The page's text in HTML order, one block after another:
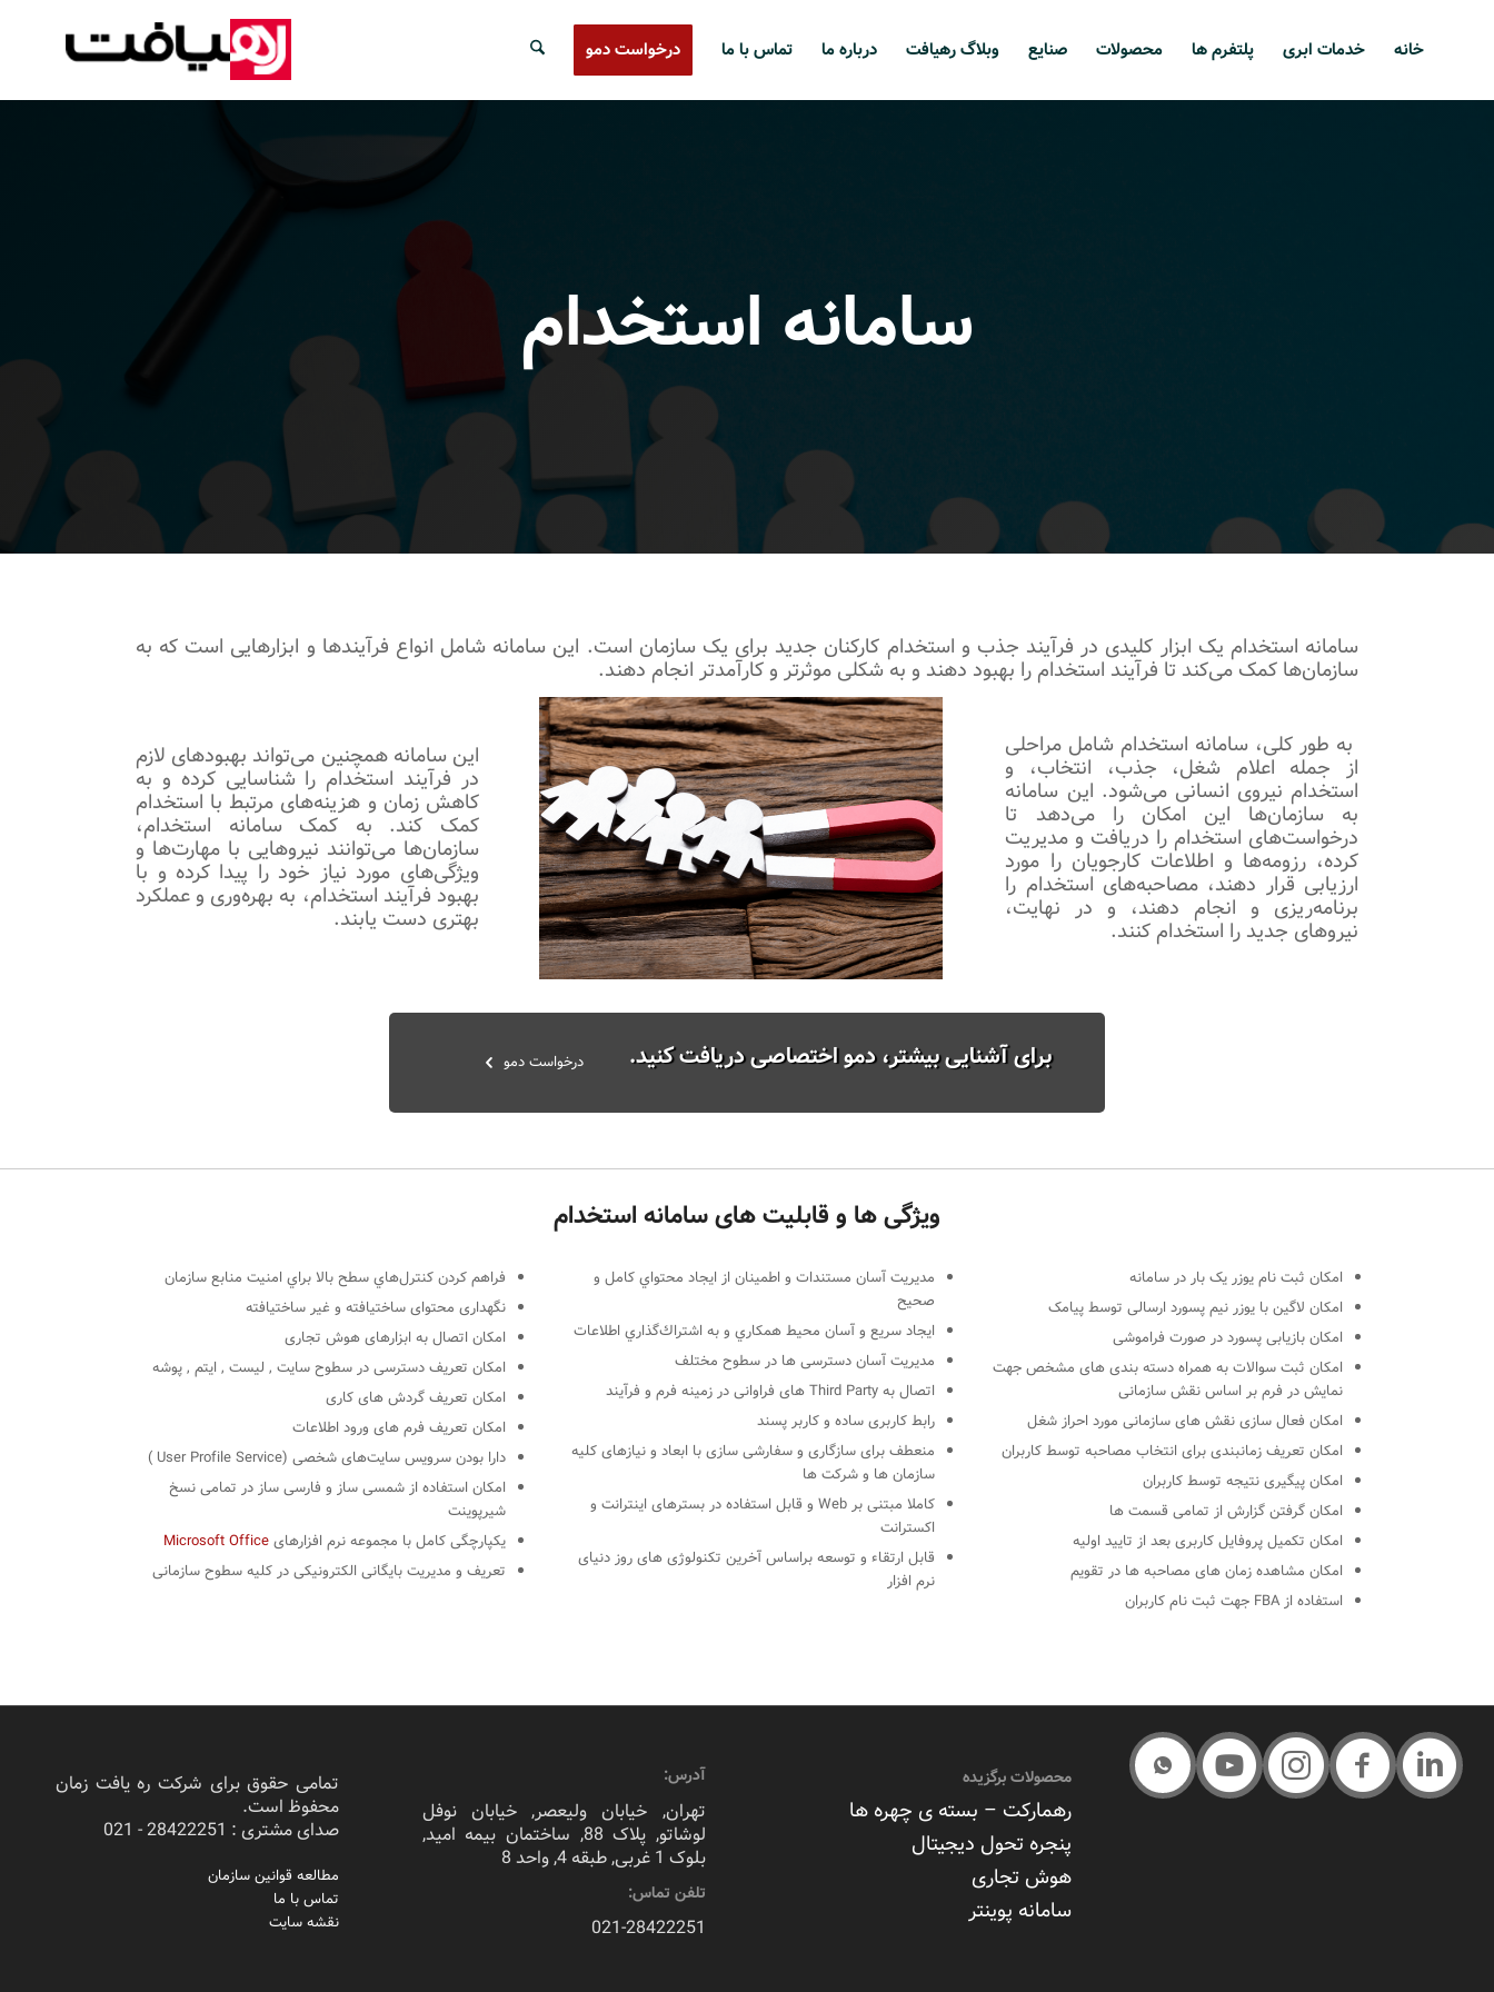
خانه خدمات ابری پلتفرم ها محصولات صنایع وبلاگ رهیافت درباره ما تماس با ما درخواست دمو
سامانه استخدام
سامانه استخدام یک ابزار کلیدی در فرآیند جذب و استخدام کارکنان جدید برای یک سازمان است. این سامانه شامل انواع فرآیندها و ابزارهایی است که به
سازمان‌ها کمک می‌کند تا فرآیند استخدام را بهبود دهند و به شکلی موثرتر و کارآمدتر انجام دهند.
به طور کلی، سامانه استخدام شامل مراحلی
از جمله اعلام شغل، جذب، انتخاب، و
استخدام نیروی انسانی می‌شود. این سامانه
به سازمان‌ها این امکان را می‌دهد تا
درخواست‌های استخدام را دریافت و مدیریت
کرده، رزومه‌ها و اطلاعات کارجویان را مورد
ارزیابی قرار دهند، مصاحبه‌های استخدام را
برنامه‌ریزی و انجام دهند، و در نهایت،
نیروهای جدید را استخدام کنند.
این سامانه همچنین می‌تواند بهبودهای لازم
در فرآیند استخدام را شناسایی کرده و به
کاهش زمان و هزینه‌های مرتبط با استخدام
کمک کند. به کمک سامانه استخدام،
سازمان‌ها می‌توانند نیروهایی با مهارت‌ها و
ویژگی‌های مورد نیاز خود را پیدا کرده و با
بهبود فرآیند استخدام، به بهره‌وری و عملکرد
بهتری دست یابند.
برای آشنایی بیشتر، دمو اختصاصی دریافت کنید. درخواست دمو
ویژگی ها و قابلیت های سامانه استخدام
امکان ثبت نام یوزر یک بار در سامانه
امکان لاگین با یوزر نیم پسورد ارسالی توسط پیامک
امکان بازیابی پسورد در صورت فراموشی
امکان ثبت سوالات به همراه دسته بندی های مشخص جهت
نمایش در فرم بر اساس نقش سازمانی
امکان فعال سازی نقش های سازمانی مورد احراز شغل
امکان تعریف زمانبندی برای انتخاب مصاحبه توسط کاربران
امکان پیگیری نتیجه توسط کاربران
امکان گرفتن گزارش از تمامی قسمت ها
امکان تکمیل پروفایل کاربری بعد از تایید اولیه
امکان مشاهده زمان های مصاحبه ها در تقویم
استفاده از FBA جهت ثبت نام کاربران
ﻣﺪﯾﺮﯾﺖ آﺳﺎن ﻣﺴﺘﻨﺪات و اﻃﻤﯿﻨﺎن از اﯾﺠﺎد ﻣﺤﺘﻮاي ﮐﺎﻣﻞ و
ﺻﺤﯿﺢ
اﯾﺠﺎد ﺳﺮﯾﻊ و آﺳﺎن ﻣﺤﯿﻂ ﻫﻤﮑﺎري و ﺑﻪ اﺷﺘﺮاكﮔﺬاري اﻃﻼﻋﺎت
مدیریت آسان دسترسی ها در سطوح مختلف
اتصال به Third Party های فراوانی در زمینه فرم و فرآیند
رابط کاربری ساده و کاربر پسند
منعطف برای سازگاری و سفارشی سازی با ابعاد و نیازهای کلیه
سازمان ها و شرکت ها
کاملا مبتنی بر Web و قابل استفاده در بسترهای اینترانت و
اکسترانت
قابل ارتقاء و توسعه براساس آخرین تکنولوژی های روز دنیای
نرم افزار
ﻓﺮاﻫﻢ ﮐﺮدن ﮐﻨﺘﺮلﻫﺎي ﺳﻄﺢ ﺑﺎﻻ ﺑﺮاي اﻣﻨﯿﺖ ﻣﻨﺎﺑﻊ ﺳﺎزﻣﺎن
نگهداری محتوای ساختیافته و غیر ساختیافته
امکان اتصال به ابزارهای هوش تجاری
امکان تعریف دسترسی در سطوح سایت , لیست , ایتم , پوشه
امکان تعریف گردش های کاری
امکان تعریف فرم های ورود اطلاعات
دارا بودن سرویس سایت‌های شخصی (User Profile Service )
امکان استفاده از شمسی ساز و فارسی ساز در تمامی نسخ
شیرپوینت
یکپارچگی کامل با مجموعه نرم افزارهایMicrosoft Office
تعریف و مدیریت بایگانی الكترونیكی در کلیه سطوح سازمانی
محصولات برگزیده
رهمارکت – بسته ی چهره ها
پنجره تحول دیجیتال
هوش تجاری
سامانه پوینتر
آدرس:
تهران, خیابان ولیعصر, خیابان نوفل
لوشاتو, پلاک 88, ساختمان بیمه امید,
بلوک 1 غربی, طبقه 4, واحد 8
تلفن تماس:
021-28422251
تمامی حقوق برای شرکت ره یافت زمان
محفوظ است.
صدای مشتری : 28422251 - 021
مطالعه قوانین سازمان
تماس با ما
نقشه سایت